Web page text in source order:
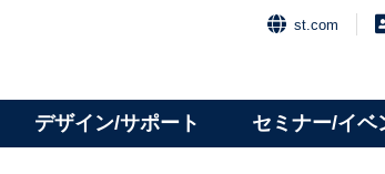
st.com
デザイン/サポート セミナー/イベ